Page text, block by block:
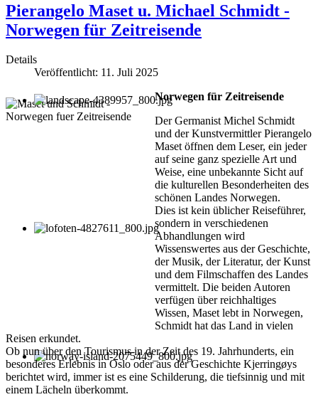
Pierangelo Maset u. Michael Schmidt -
Norwegen für Zeitreisende
Details
Veröffentlicht: 11. Juli 2025
Norwegen für Zeitreisende
Der Germanist Michel Schmidt
und der Kunstvermittler Pierangelo
Maset öffnen dem Leser, ein jeder
auf seine ganz spezielle Art und
Weise, eine unbekannte Sicht auf
die kulturellen Besonderheiten des
schönen Landes Norwegen.
Dies ist kein üblicher Reiseführer,
sondern in verschiedenen
Abhandlungen wird
Wissenswertes aus der Geschichte,
der Musik, der Literatur, der Kunst
und dem Filmschaffen des Landes
vermittelt. Die beiden Autoren
verfügen über reichhaltiges
Wissen, Maset lebt in Norwegen,
Schmidt hat das Land in vielen
Reisen erkundet.
Ob nun über den Tourismus in der Zeit des 19. Jahrhunderts, ein
besonderes Erlebnis in Oslo oder aus der Geschichte Kjerringøys
berichtet wird, immer ist es eine Schilderung, die tiefsinnig und mit
einem Lächeln überkommt.